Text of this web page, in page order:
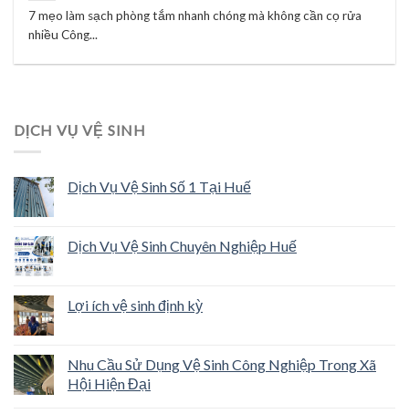
7 mẹo làm sạch phòng tắm nhanh chóng mà không cần cọ rửa
nhiều Công...
DỊCH VỤ VỆ SINH
Dịch Vụ Vệ Sinh Số 1 Tại Huế
Dịch Vụ Vệ Sinh Chuyên Nghiệp Huế
Lợi ích vệ sinh định kỳ
Nhu Cầu Sử Dụng Vệ Sinh Công Nghiệp Trong Xã
Hội Hiện Đại